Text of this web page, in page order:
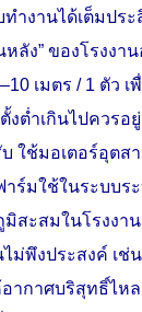
ำงานได้เต็มปร
ลัง” ของโรงงา
เมตร / 1 ตัว
งต่ำเกินไปควรอ
ใช้มอเตอร์อุต
ร์มใช้ในระบบระ
ะสมในโรงงาน
พึงประสงค์ เช่
ากาศบริสุทธิ์ไห